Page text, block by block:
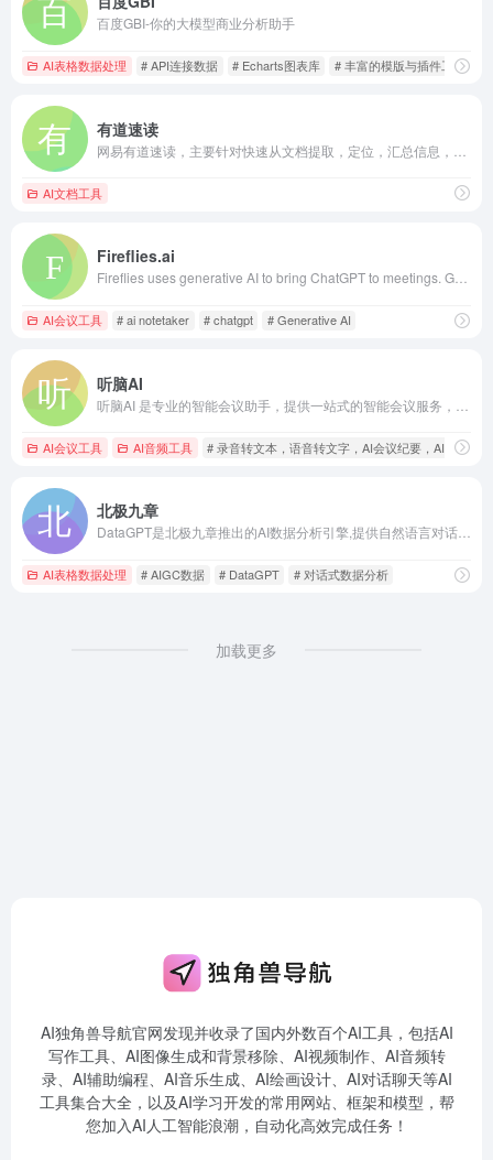
百度GBI-你的大模型商业分析助手
AI表格数据处理 # API连接数据 # Echarts图表库 # 丰富的模版与插件工具
有道速读
AI文档工具
Fireflies.ai
AI会议工具 # ai notetaker # chatgpt # Generative AI
听脑AI
AI会议工具 AI音频工具 # 录音转文本，语音转文字，AI会议纪要，AI脑图，
北极九章
AI表格数据处理 # AIGC数据 # DataGPT # 对话式数据分析
加载更多
AI独角兽导航官网发现并收录了国内外数百个AI工具，包括AI
写作工具、AI图像生成和背景移除、AI视频制作、AI音频转
录、AI辅助编程、AI音乐生成、AI绘画设计、AI对话聊天等AI
工具集合大全，以及AI学习开发的常用网站、框架和模型，帮
您加入AI人工智能浪潮，自动化高效完成任务！